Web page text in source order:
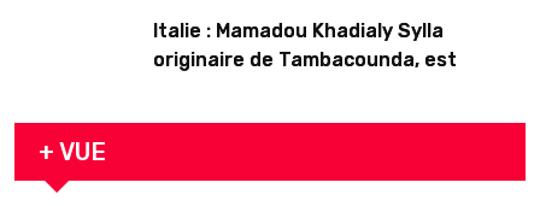
Italie : Mamadou Khadialy Sylla
originaire de Tambacounda, est
arrestation
+ VUE